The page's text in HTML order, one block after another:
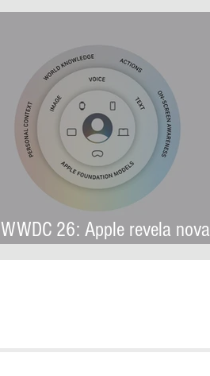
WWDC 26: Apple revela nova
arquitetura de IA para levar